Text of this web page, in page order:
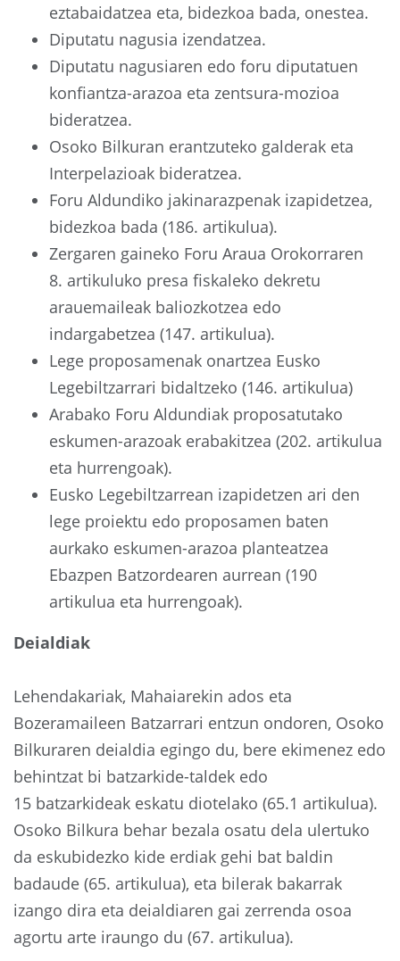
eztabaidatzea eta, bidezkoa bada, onestea.
Diputatu nagusia izendatzea.
Diputatu nagusiaren edo foru diputatuen
konfiantza-arazoa eta zentsura-mozioa
bideratzea.
Osoko Bilkuran erantzuteko galderak eta
Interpelazioak bideratzea.
Foru Aldundiko jakinarazpenak izapidetzea,
bidezkoa bada (186. artikulua).
Zergaren gaineko Foru Araua Orokorraren
8. artikuluko presa fiskaleko dekretu
arauemaileak baliozkotzea edo
indargabetzea (147. artikulua).
Lege proposamenak onartzea Eusko
Legebiltzarrari bidaltzeko (146. artikulua)
Arabako Foru Aldundiak proposatutako
eskumen-arazoak erabakitzea (202. artikulua
eta hurrengoak).
Eusko Legebiltzarrean izapidetzen ari den
lege proiektu edo proposamen baten
aurkako eskumen-arazoa planteatzea
Ebazpen Batzordearen aurrean (190
artikulua eta hurrengoak).
Deialdiak
Lehendakariak, Mahaiarekin ados eta
Bozeramaileen Batzarrari entzun ondoren, Osoko
Bilkuraren deialdia egingo du, bere ekimenez edo
behintzat bi batzarkide-taldek edo
15 batzarkideak eskatu diotelako (65.1 artikulua).
Osoko Bilkura behar bezala osatu dela ulertuko
da eskubidezko kide erdiak gehi bat baldin
badaude (65. artikulua), eta bilerak bakarrak
izango dira eta deialdiaren gai zerrenda osoa
agortu arte iraungo du (67. artikulua).